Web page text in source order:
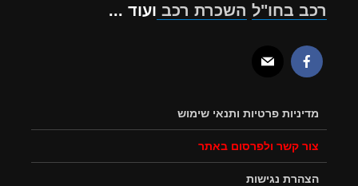
רכב בחו"ל השכרת רכב ועוד ...
מדיניות פרטיות ותנאי שימוש
צור קשר ולפרסום באתר
הצהרת נגישות